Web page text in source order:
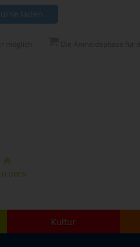
laden
OBEN
Kultur